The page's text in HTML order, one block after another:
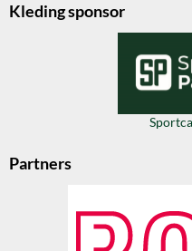
Kleding sponsor
Partners